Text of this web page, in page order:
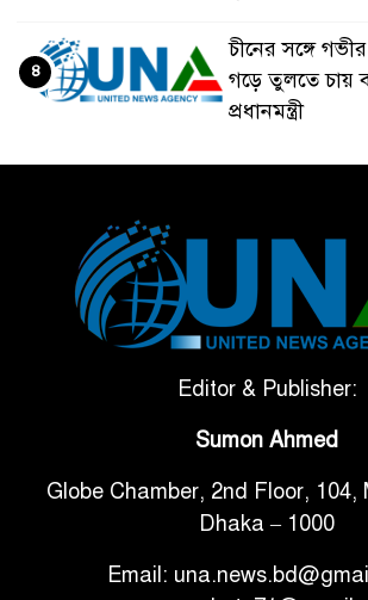
চীনের সঙ্গে
গড়ে তুলতে চায়
প্রধানমন্ত্রী
৪
টানা ৩ ম্যাচে
বলছে বিশ্বকাপ
সরকারি ৩শ কেজি
গাড়ি বিক্রির পর
পরিবর্তনে কঠোর
Editor & Publisher:
Sumon Ahmed
Globe Chamber, 2nd Floor, 104,
Dhaka – 1000
Email: